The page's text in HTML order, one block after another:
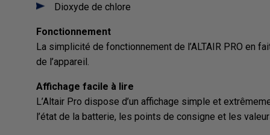
Dioxyde de chlore
Fonctionnement
La simplicité de fonctionnement de l’ALTAIR PRO en
de l’appareil.
Affichage facile à lire
L’Altair Pro dispose d’un affichage simple et
l’état de la batterie, les points de consigne et les